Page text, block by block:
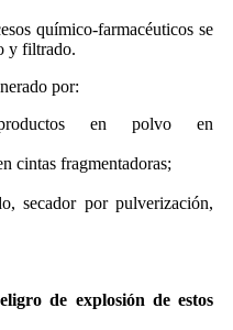
químico-farmacéuticos se
y filtrado.
por:
en polvo en
cintas fragmentadoras;
secador por pulverización,
de explosión de estos